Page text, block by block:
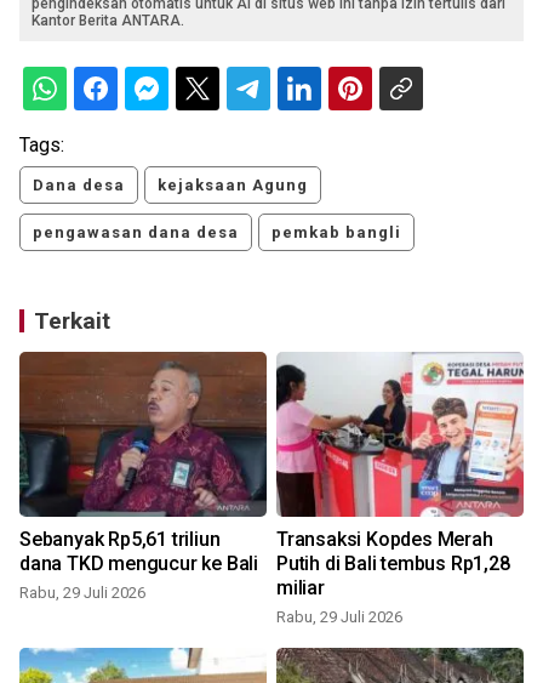
pengindeksan otomatis untuk AI di situs web ini tanpa izin tertulis dari
Kantor Berita ANTARA.
Tags:
Dana desa kejaksaan Agung
pengawasan dana desa pemkab bangli
Terkait
Sebanyak Rp5,61 triliun
dana TKD mengucur ke Bali
Rabu, 29 Juli 2026
Transaksi Kopdes Merah
Putih di Bali tembus Rp1,28
miliar
Rabu, 29 Juli 2026